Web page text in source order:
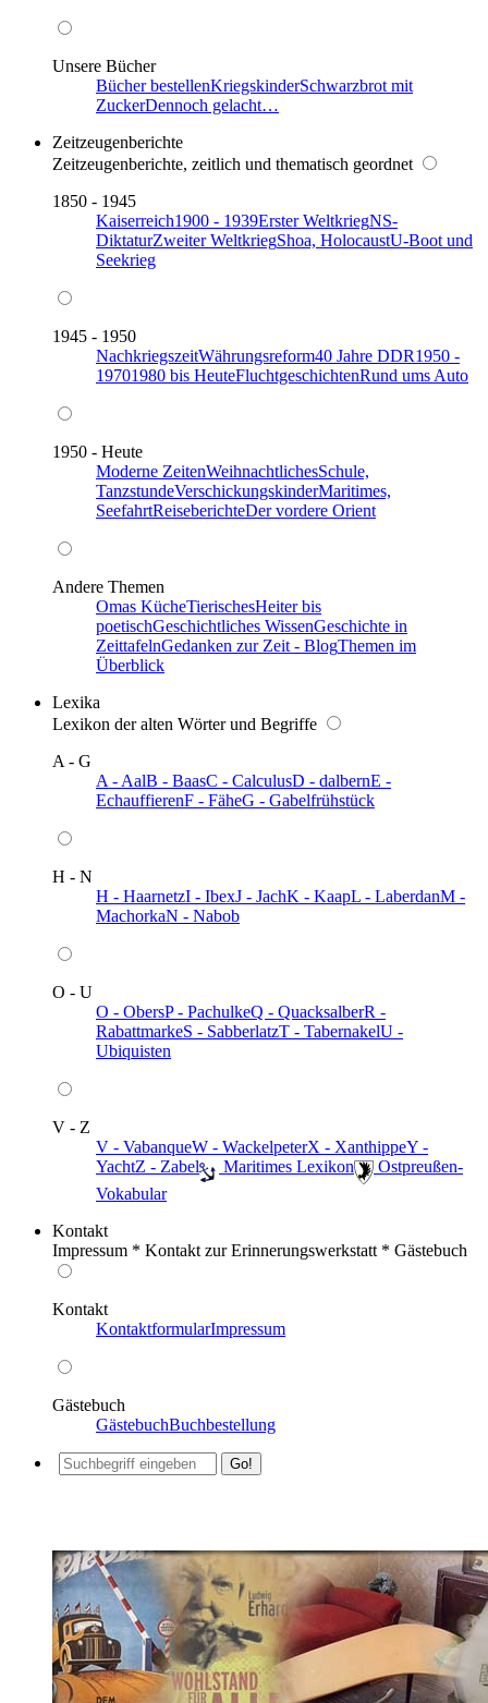
Unsere Bücher
Bücher bestellenKriegskinderSchwarzbrot mit
ZuckerDennoch gelacht…
Zeitzeugenberichte
Zeitzeugenberichte, zeitlich und thematisch geordnet
1850 - 1945
Kaiserreich1900 - 1939Erster WeltkriegNS-
DiktaturZweiter WeltkriegShoa, HolocaustU-Boot und
Seekrieg
1945 - 1950
NachkriegszeitWährungsreform40 Jahre DDR1950 -
19701980 bis HeuteFluchtgeschichtenRund ums Auto
1950 - Heute
Moderne ZeitenWeihnachtlichesSchule,
TanzstundeVerschickungskinderMaritimes,
SeefahrtReiseberichteDer vordere Orient
Andere Themen
Omas KücheTierischesHeiter bis
poetischGeschichtliches WissenGeschichte in
ZeittafelnGedanken zur Zeit - BlogThemen im
Überblick
Lexika
Lexikon der alten Wörter und Begriffe
A - G
A - AalB - BaasC - CalculusD - dalbernE -
EchauffierenF - FäheG - Gabelfrühstück
H - N
H - HaarnetzI - IbexJ - JachK - KaapL - LaberdanM -
MachorkaN - Nabob
O - U
O - ObersP - PachulkeQ - QuacksalberR -
RabattmarkeS - SabberlatzT - TabernakelU -
Ubiquisten
V - Z
V - VabanqueW - WackelpeterX - XanthippeY -
YachtZ - Zabel ️ Maritimes Lexikon
️ Ostpreußen-
Vokabular
Kontakt
Impressum * Kontakt zur Erinnerungswerkstatt * Gästebuch
Kontakt
KontaktformularImpressum
Gästebuch
GästebuchBuchbestellung